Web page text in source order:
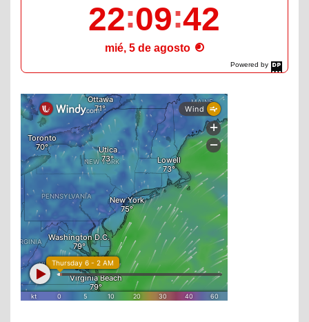
Powered by
DaysPedia.com
22 09 43
mié, 5 de agosto